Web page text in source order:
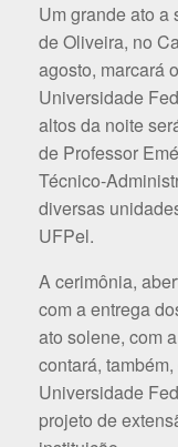
Um grande ato a
de Oliveira, no
agosto, marcará
Universidade
altos da noite
de Professor
Técnico-
diversas
UFPel.
A cerimônia,
com a entrega
ato solene, com
contará,
Universidade
projeto de